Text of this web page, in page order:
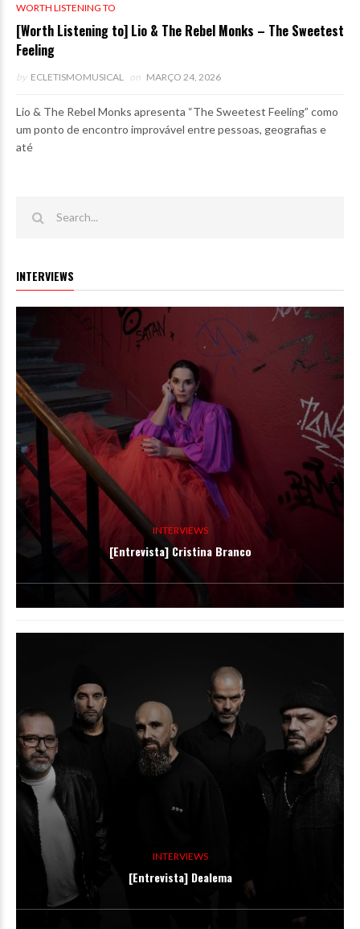
WORTH LISTENING TO
[Worth Listening to] Lio & The Rebel Monks – The Sweetest
Feeling
by ECLETISMOMUSICAL on MARÇO 24, 2026
Lio & The Rebel Monks apresenta “The Sweetest Feeling” como
um ponto de encontro improvável entre pessoas, geografias e
até
INTERVIEWS
INTERVIEWS
[Entrevista] Cristina Branco
INTERVIEWS
[Entrevista] Dealema